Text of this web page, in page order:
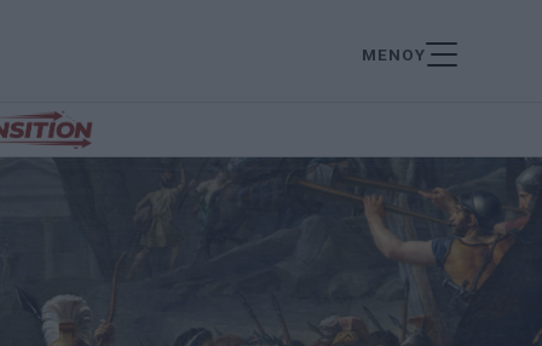
ΜΕΝΟΥ